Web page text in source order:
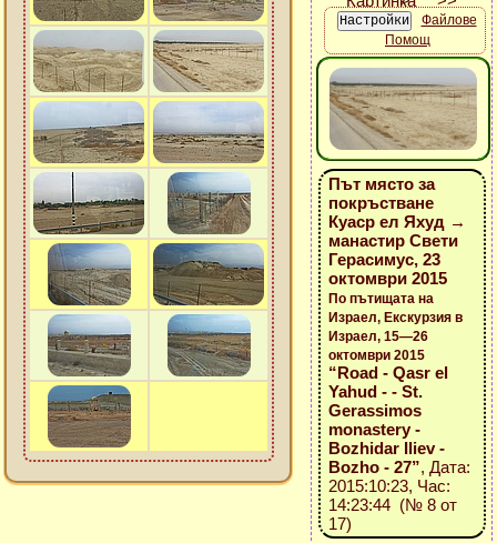
Файлове
Помощ
Път място за
покръстване
Куаср ел Яхуд →
манастир Свети
Герасимус, 23
октомври 2015
По пътищата на
Израел, Екскурзия в
Израел, 15—26
октомври 2015
“Road - Qasr el
Yahud - - St.
Gerassimos
monastery -
Bozhidar Iliev -
Bozho - 27”, Дата:
2015:10:23, Час:
14:23:44 (№ 8 от
17)